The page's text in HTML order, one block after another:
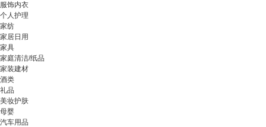
服饰内衣
个人护理
家纺
家居日用
家具
家庭清洁/纸品
家装建材
酒类
礼品
美妆护肤
母婴
汽车用品